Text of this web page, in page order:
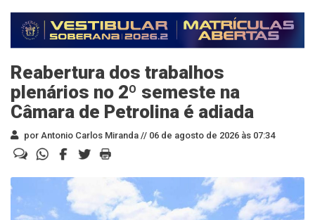
Reabertura dos trabalhos
plenários no 2º semeste na
Câmara de Petrolina é adiada
por Antonio Carlos Miranda // 06 de agosto de 2026 às 07:34